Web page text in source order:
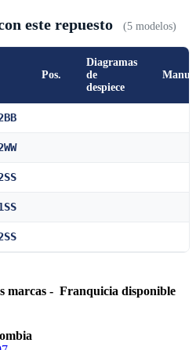
este repuesto (5 modelos)
Pos.
Diagramas
de
despiece
marcas - Franquicia disponible